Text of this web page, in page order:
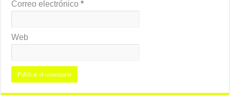
Correo electrónico*
Web